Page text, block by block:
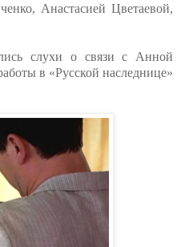
Анастасией Цветаевой,
слухи о связи с Анной
в «Русской наследнице»